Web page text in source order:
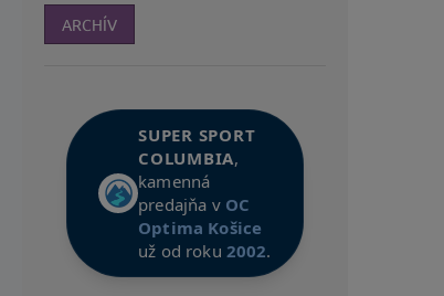
ARCHÍV
SUPER SPORT
COLUMBIA,
kamenná
predajňa v OC
Optima Košice
už od roku 2002.